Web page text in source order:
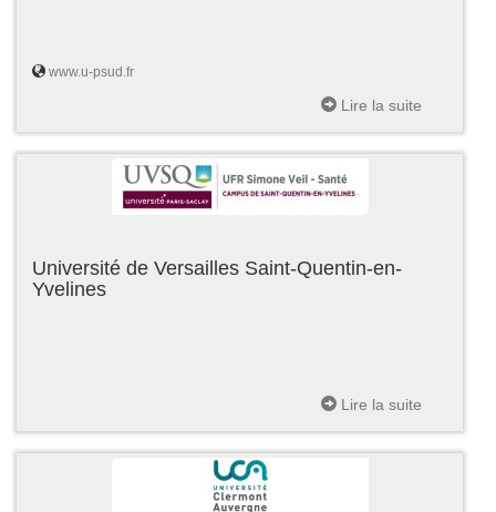
www.u-psud.fr
Lire la suite
Université de Versailles Saint-Quentin-en-
Yvelines
Lire la suite